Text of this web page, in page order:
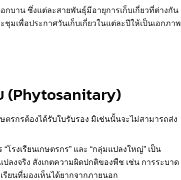
กบาน ซึ่งแต่ละสายพันธุ์มีอายุการเก็บเกี่ยวที่ต่างกัน
มเพื่อประกาศวันเก็บเกี่ยวในแต่ละปีให้เป็นเอกภาพ
(Phytosanitary)
ตรกรต้องได้รับใบรับรอง มิเช่นนั้นจะไม่สามารถส่ง
โรงเรียนเกษตรกร” และ “กลุ่มแปลงใหญ่” เป็น
ลงจริง สังเกตความผิดปกติของพืช เช่น การระบาด
รียนที่มองเห็นได้ยากจากภายนอก